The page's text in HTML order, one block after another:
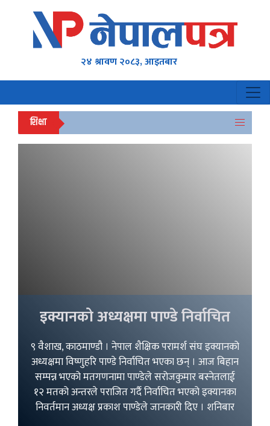
२४ श्रावण २०८३, आइतबार
शिक्षा
इक्यानको अध्यक्षमा पाण्डे निर्वाचित
९ वैशाख, काठमाण्डौ । नेपाल शैक्षिक परामर्श संघ इक्यानको
अध्यक्षमा विष्णुहरि पाण्डे निर्वाचित भएका छन् । आज बिहान
सम्पन्न भएको मतगणनामा पाण्डेले सरोजकुमार बस्नेतलाई
१२ मतको अन्तरले पराजित गर्दै निर्वाचित भएको इक्यानका
निवर्तमान अध्यक्ष प्रकाश पाण्डेले जानकारी दिए । शनिबार